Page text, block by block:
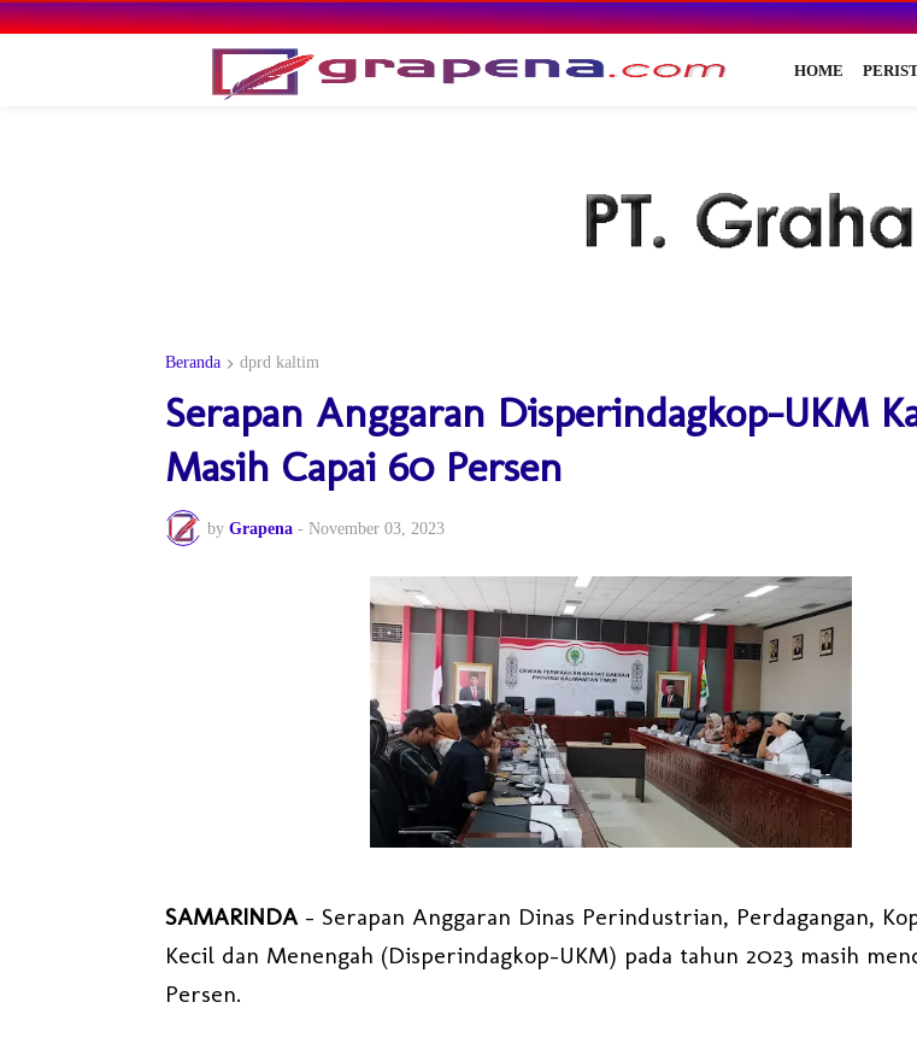
HOME
Beranda dprd kaltim
Serapan Anggaran Disperindagkop-UKM
Masih Capai 60 Persen
by Grapena - November 03, 2023
SAMARINDA- Serapan Anggaran Dinas Perindustrian, Perdagangan,
Kecil dan Menengah (Disperindagkop-UKM) pada tahun 2023 masih
Persen.